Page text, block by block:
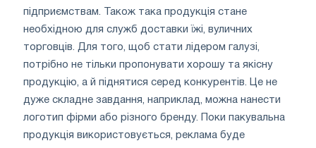
підприємствам. Також така продукція стане
необхідною для служб доставки їжі, вуличних
торговців. Для того, щоб стати лідером галузі,
потрібно не тільки пропонувати хорошу та якісну
продукцію, а й піднятися серед конкурентів. Це не
дуже складне завдання, наприклад, можна нанести
логотип фірми або різного бренду. Поки пакувальна
продукція використовується, реклама буде